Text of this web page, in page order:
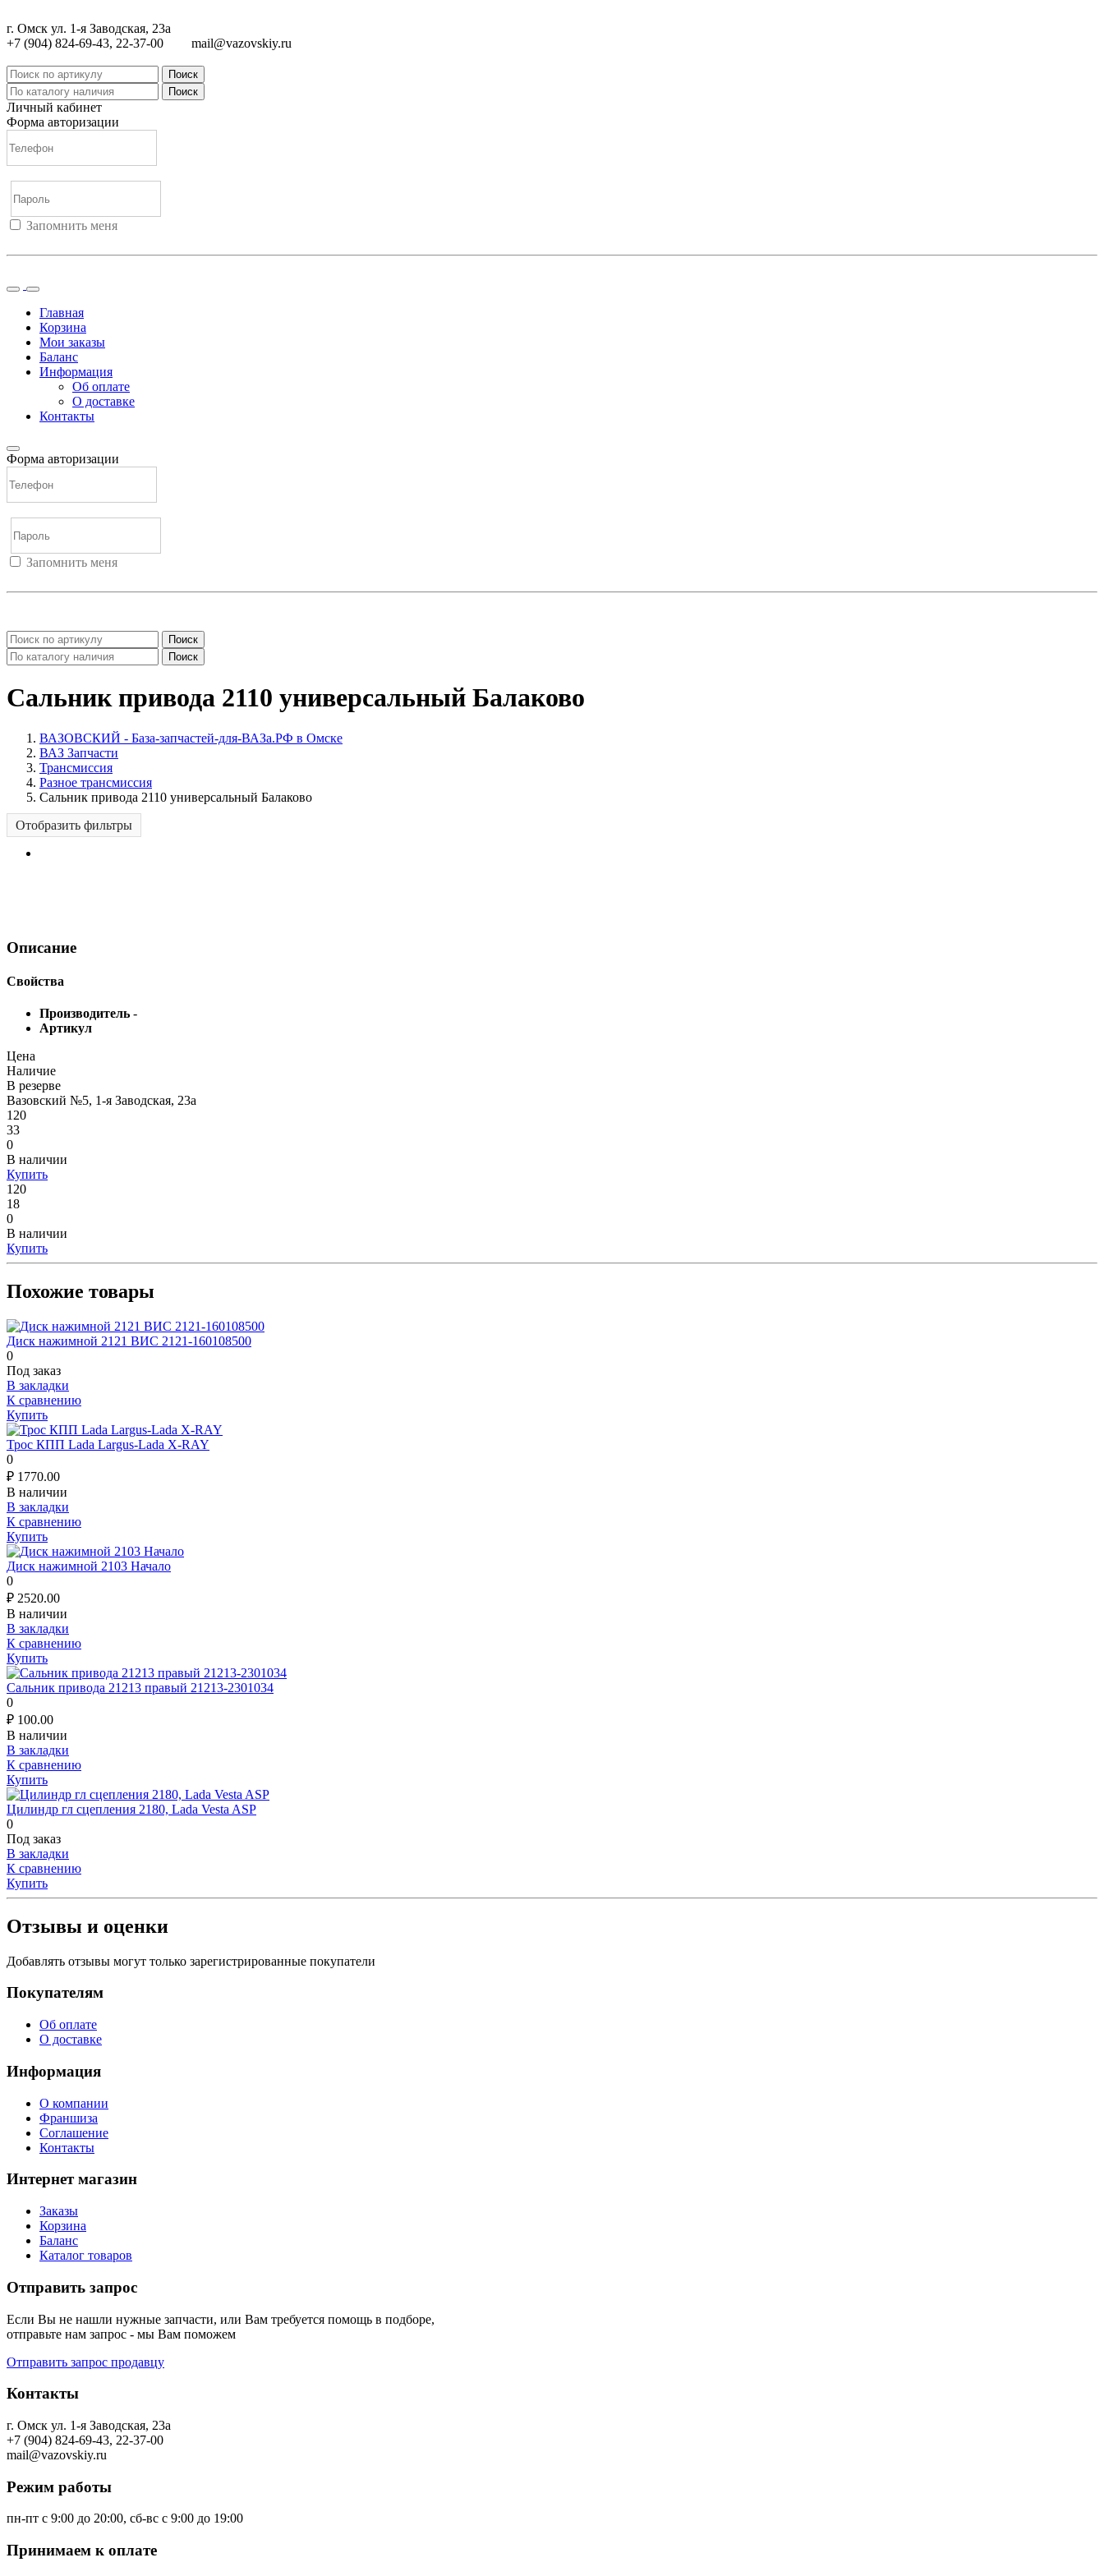
г. Омск ул. 1-я Заводская, 23а
+7 (904) 824-69-43, 22-37-00
mail@vazovskiy.ru
Поиск
Поиск
Личный кабинет
Форма авторизации
Запомнить меня
Главная
Корзина
Мои заказы
Баланс
Информация
Об оплате
О доставке
Контакты
Форма авторизации
Запомнить меня
Поиск
Поиск
Сальник привода 2110 универсальный Балаково
ВАЗОВСКИЙ - База-запчастей-для-ВАЗа.РФ в Омске
ВАЗ Запчасти
Трансмиссия
Разное трансмиссия
Сальник привода 2110 универсальный Балаково
Отобразить фильтры
Описание
Свойства
Производитель -
Артикул
Цена
Наличие
В резерве
Вазовский №5, 1-я Заводская, 23а
120
33
0
В наличии
Купить
120
18
0
В наличии
Купить
Похожие товары
Диск нажимной 2121 ВИС 2121-160108500
0
Под заказ
В закладки
К сравнению
Купить
Трос КПП Lada Largus-Lada X-RAY
0
₽ 1770.00
В наличии
В закладки
К сравнению
Купить
Диск нажимной 2103 Начало
0
₽ 2520.00
В наличии
В закладки
К сравнению
Купить
Сальник привода 21213 правый 21213-2301034
0
₽ 100.00
В наличии
В закладки
К сравнению
Купить
Цилиндр гл сцепления 2180, Lada Vesta ASP
0
Под заказ
В закладки
К сравнению
Купить
Отзывы и оценки
Добавлять отзывы могут только зарегистрированные покупатели
Покупателям
Об оплате
О доставке
Информация
О компании
Франшиза
Соглашение
Контакты
Интернет магазин
Заказы
Корзина
Баланс
Каталог товаров
Отправить запрос
Если Вы не нашли нужные запчасти, или Вам требуется помощь в подборе,
отправьте нам запрос - мы Вам поможем
Отправить запрос продавцу
Контакты
г. Омск ул. 1-я Заводская, 23а
+7 (904) 824-69-43, 22-37-00
mail@vazovskiy.ru
Режим работы
пн-пт с 9:00 до 20:00, сб-вс с 9:00 до 19:00
Принимаем к оплате